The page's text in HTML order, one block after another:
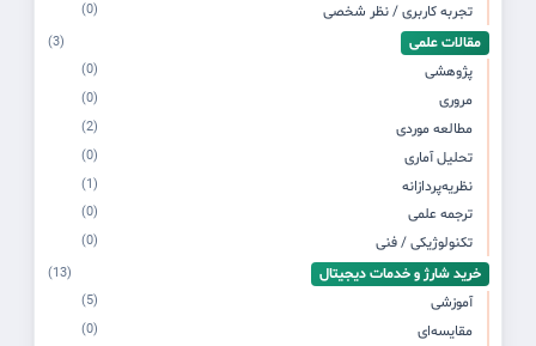
تجربه کاربری / نظر شخصی (0)
مقالات علمی (3)
پژوهشی (0)
مروری (0)
مطالعه موردی (2)
تحلیل آماری (0)
نظریه‌پردازانه (1)
ترجمه علمی (0)
تکنولوژیکی / فنی (0)
خرید شارژ و خدمات دیجیتال (13)
آموزشی (5)
مقایسه‌ای (0)